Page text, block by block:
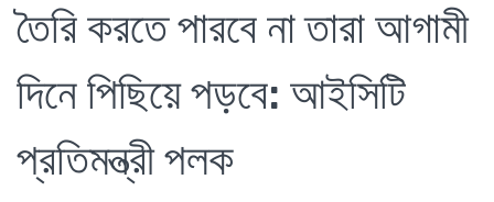
তৈরি করতে পারবে না তারা আগামী
দিনে পিছিয়ে পড়বে: আইসিটি
প্রতিমন্ত্রী পলক